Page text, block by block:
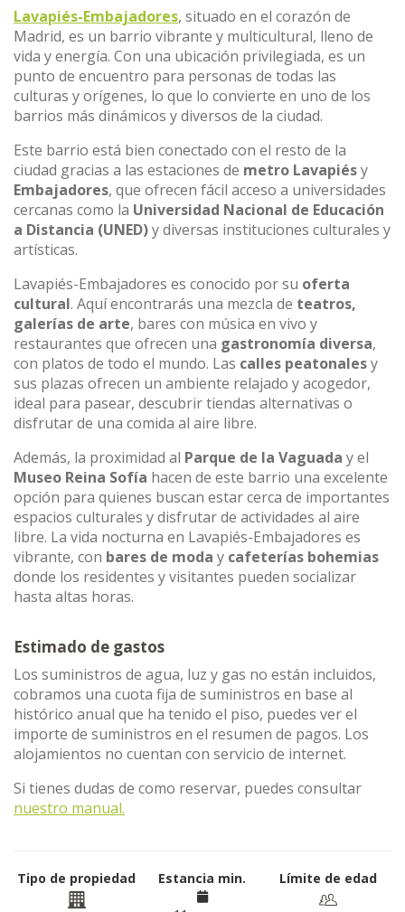
Lavapiés-Embajadores, situado en el corazón de
Madrid, es un barrio vibrante y multicultural, lleno de
vida y energía. Con una ubicación privilegiada, es un
punto de encuentro para personas de todas las
culturas y orígenes, lo que lo convierte en uno de los
barrios más dinámicos y diversos de la ciudad.
Este barrio está bien conectado con el resto de la
ciudad gracias a las estaciones de metro Lavapiésy
Embajadores, que ofrecen fácil acceso a universidades
cercanas como la Universidad Nacional de Educación
a Distancia (UNED)y diversas instituciones culturales y
artísticas.
Lavapiés-Embajadores es conocido por su oferta
cultural. Aquí encontrarás una mezcla de teatros,
galerías de arte, bares con música en vivo y
restaurantes que ofrecen una gastronomía diversa,
con platos de todo el mundo. Las calles peatonalesy
sus plazas ofrecen un ambiente relajado y acogedor,
ideal para pasear, descubrir tiendas alternativas o
disfrutar de una comida al aire libre.
Además, la proximidad al Parque de la Vaguada y el
Museo Reina Sofía hacen de este barrio una excelente
opción para quienes buscan estar cerca de importantes
espacios culturales y disfrutar de actividades al aire
libre. La vida nocturna en Lavapiés-Embajadores es
vibrante, con bares de moda y cafeterías bohemias
donde los residentes y visitantes pueden socializar
hasta altas horas.
Estimado de gastos
Los suministros de agua, luz y gas no están incluidos,
cobramos una cuota fija de suministros en base al
histórico anual que ha tenido el piso, puedes ver el
importe de suministros en el resumen de pagos. Los
alojamientos no cuentan con servicio de internet.
Si tienes dudas de como reservar, puedes consultar
nuestro manual.
Tipo de propiedad Estancia min. Límite de edad